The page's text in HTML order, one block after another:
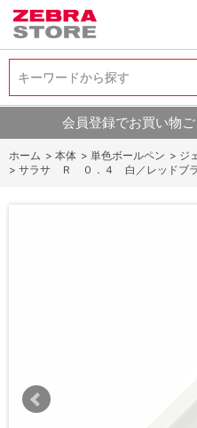
キーワードから探す
キーワードから探す
会員登録でお買い物
ホーム > 本体 > 単色ボールペン > ジ
> サラサ Ｒ ０．４ 白／レッドブ